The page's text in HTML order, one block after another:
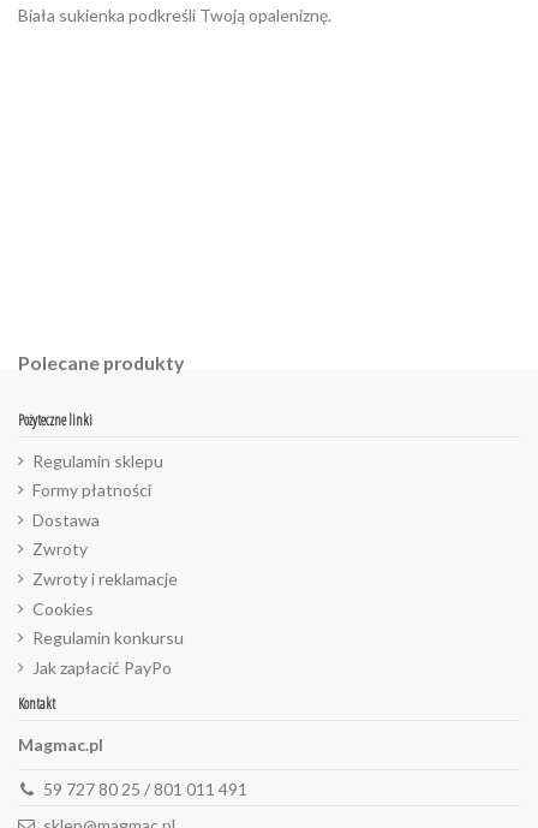
Biała sukienka podkreśli Twoją opaleniznę.
Polecane produkty
Pożyteczne linki
Regulamin sklepu
Formy płatności
Dostawa
Zwroty
Zwroty i reklamacje
Cookies
Regulamin konkursu
Jak zapłacić PayPo
Kontakt
Magmac.pl
59 727 80 25 / 801 011 491